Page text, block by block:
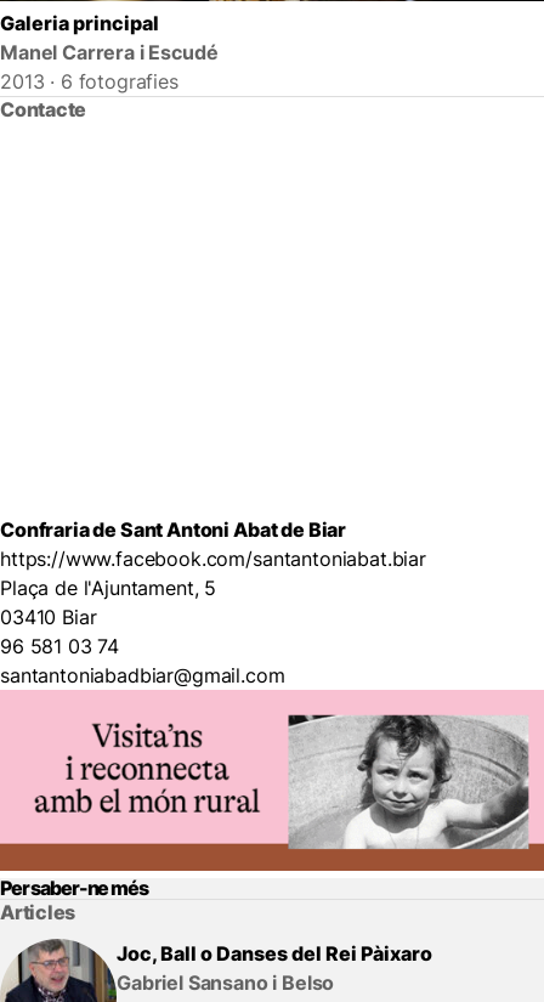
Galeria principal
Manel Carrera i Escudé
2013 · 6 fotografies
Contacte
Confraria de Sant Antoni Abat de Biar
https://www.facebook.com/santantoniabat.biar
Plaça de l'Ajuntament, 5
03410 Biar
96 581 03 74
santantoniabadbiar@gmail.com
Per saber-ne més
Articles
Joc, Ball o Danses del Rei Pàixaro
Gabriel Sansano i Belso